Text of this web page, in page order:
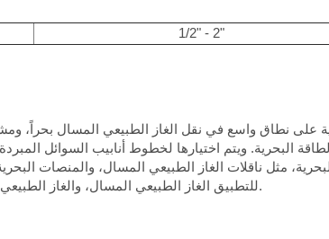
1/2" - 2"
نطاق واسع في نقل الغاز الطبيعي المسال بحراً،
التشغيل البحرية، مثل ناقلات الغاز الطبيعي المسال، والمنصات
للتطبيق الغاز الطبيعي المسال، والغاز الطبيعي المبرد، وغيرها من الوسائط الصناعية منخفضة الحرارة.